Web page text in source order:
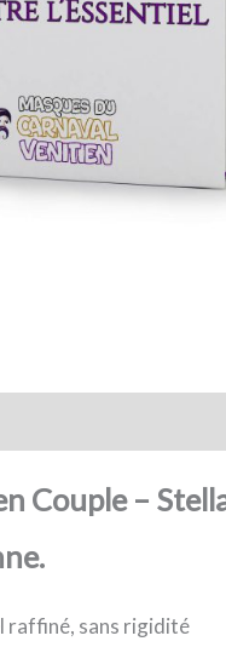
Couple –
raffiné, sans rigidité